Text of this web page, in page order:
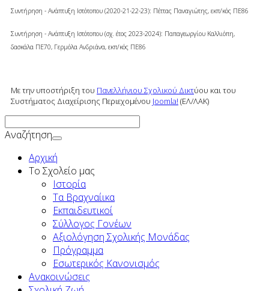
Συντήρηση - Ανάπτυξη Ιστότοπου (2020-21-22-23): Πέττας Παναγιώτης, εκπ/κός ΠΕ86
Συντήρηση - Ανάπτυξη Ιστότοπου (σχ. έτος 2023-2024): Παπαγεωργίου Καλλιόπη,
δασκάλα ΠΕ70, Γερμόλα Ανδριάνα, εκπ/κός ΠΕ86
Με την υποστήριξη του Πανελλήνιου Σχολικού Δικτύου και του
Συστήματος Διαχείρισης Περιεχομένου Joomla! (ΕΛ/ΛΑΚ)
Αναζήτηση
Αρχική
To Σχολείο μας
Ιστορία
Τα Βραχναίικα
Εκπαιδευτικοί
Σύλλογος Γονέων
Αξιολόγηση Σχολικής Μονάδας
Πρόγραμμα
Εσωτερικός Κανονισμός
Ανακοινώσεις